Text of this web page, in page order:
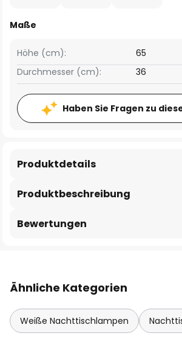
Maße
Höhe (cm):
65
Durchmesser (cm):
36
Haben Sie Fragen zu
Produktbeschreibung
Produktdetails
Bewertungen
Ähnliche Kategorien
Weiße Nachttischlampen